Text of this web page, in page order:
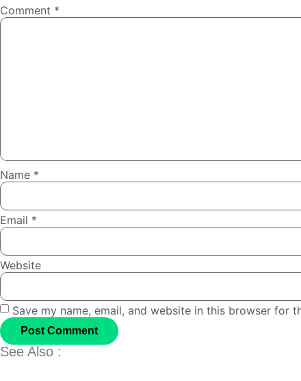
Comment *
Name *
Email *
Website
Save my name, email, and website in this browser for
See Also :